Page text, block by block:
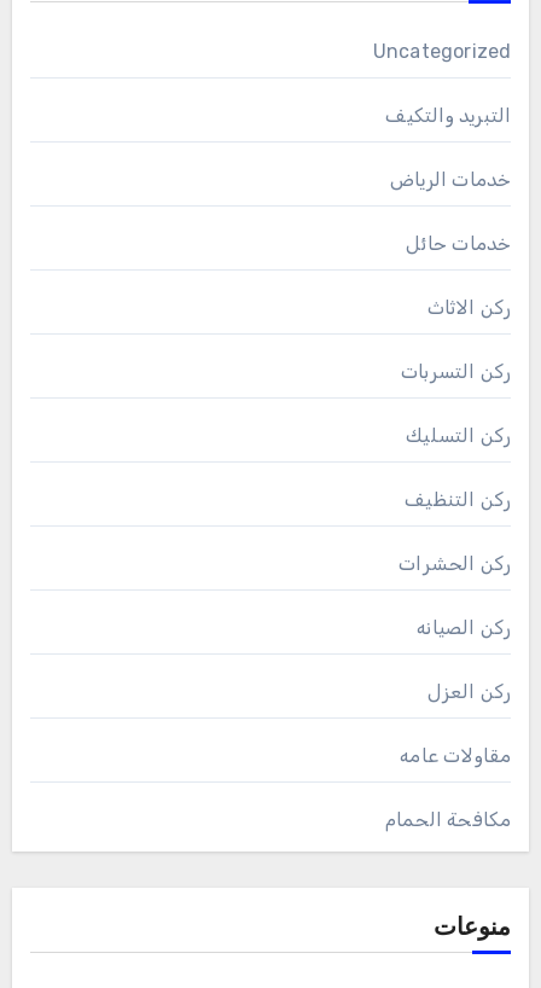
Uncategorized
التبريد والتكيف
خدمات الرياض
خدمات حائل
ركن الاثاث
ركن التسربات
ركن التسليك
ركن التنظيف
ركن الحشرات
ركن الصيانه
ركن العزل
مقاولات عامه
مكافحة الحمام
منوعات